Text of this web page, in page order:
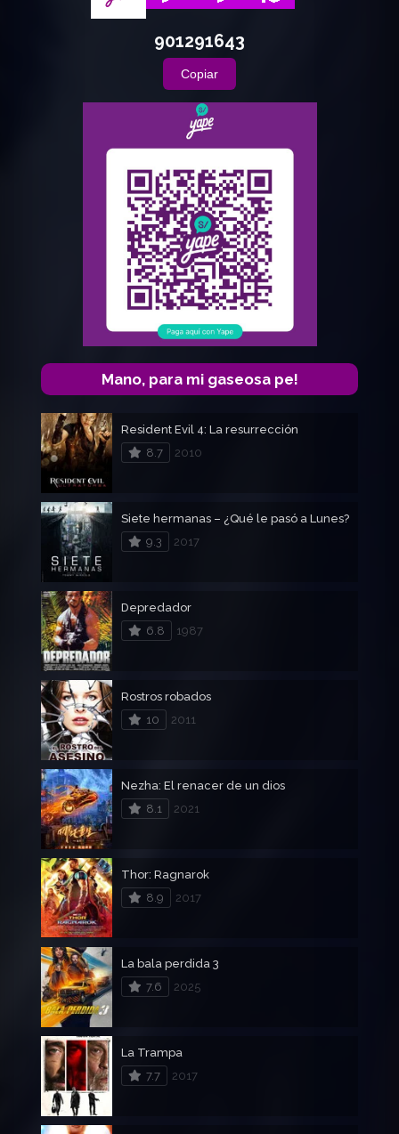
901291643
Copiar
Mano, para mi gaseosa pe!
Resident Evil 4: La resurrección
8.7
2010
Siete hermanas – ¿Qué le pasó a Lunes?
9.3
2017
Depredador
6.8
1987
Rostros robados
10
2011
Nezha: El renacer de un dios
8.1
2021
Thor: Ragnarok
8.9
2017
La bala perdida 3
7.6
2025
La Trampa
7.7
2017